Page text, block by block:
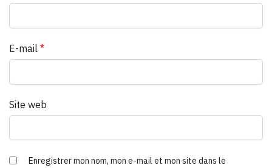
E-mail *
Site web
Enregistrer mon nom, mon e-mail et mon site dans le